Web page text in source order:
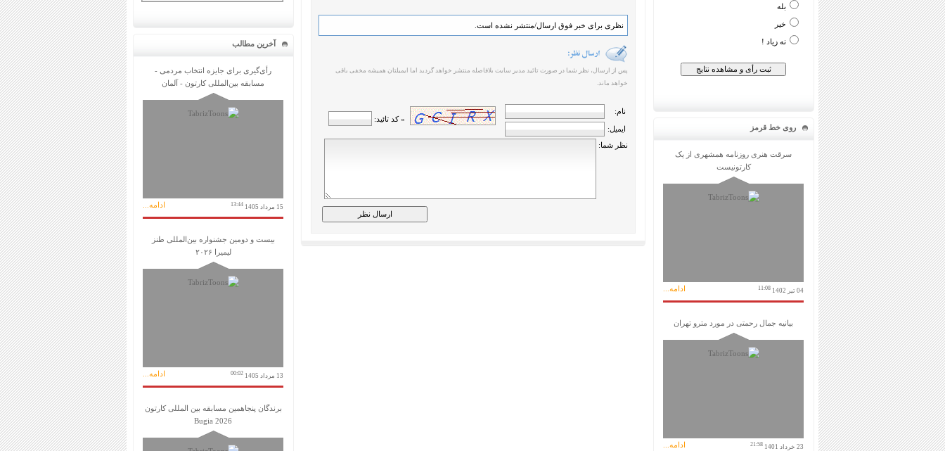
بله
خیر
نه زیاد !
روی خط قرمز
سرقت هنری روزنامه همشهری از یک
کارتونیست
04 تیر 1402 11:08 ادامه...
بیانیه جمال رحمتی در مورد مترو تهران
23 خرداد 1401 21:58 ادامه...
نظری برای خبر فوق ارسال/منتشر نشده است.
پس از ارسال، نظر شما در صورت تائید مدیر سایت بلافاصله منتشر خواهد گردید اما ایمیلتان همیشه مخفی باقی
خواهد ماند.
نام:
» کد تائید:
ایمیل:
نظر شما:
آخرین مطالب
رأی‌گیری برای جایزه انتخاب مردمی -
مسابقه بین‌المللی کارتون - آلمان
15 مرداد 1405 13:44 ادامه...
بیست و دومین جشنواره بین‌المللی طنز
لیمیرا ۲۰۲۶
13 مرداد 1405 00:02 ادامه...
برندگان پنجاهمین مسابقه بین المللی کارتون
Bugia 2026